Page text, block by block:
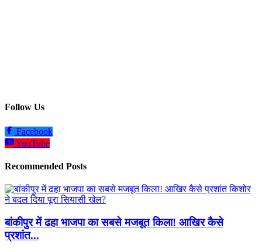
Follow Us
Facebook
YouTube
Recommended Posts
बांकीपुर में ढहा भाजपा का सबसे मजबूत किला! आखिर कैसे
प्रशांत...